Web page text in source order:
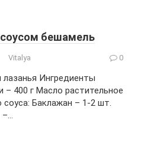
бешамель
Vitalya 0
Ингредиенты
– 400 г Масло растительное
Баклажан – 1-2 шт.
–…